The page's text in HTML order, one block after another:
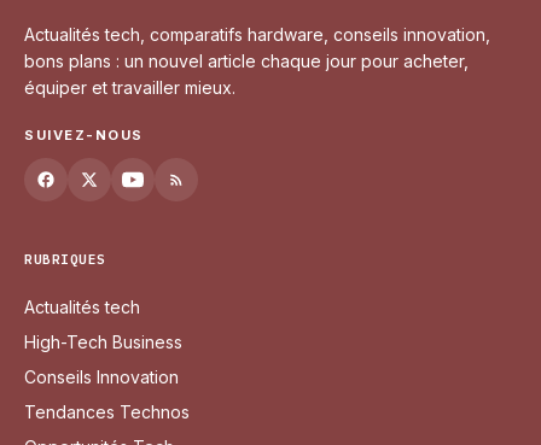
Actualités tech, comparatifs hardware, conseils innovation,
bons plans : un nouvel article chaque jour pour acheter,
équiper et travailler mieux.
SUIVEZ-NOUS
RUBRIQUES
Actualités tech
High-Tech Business
Conseils Innovation
Tendances Technos